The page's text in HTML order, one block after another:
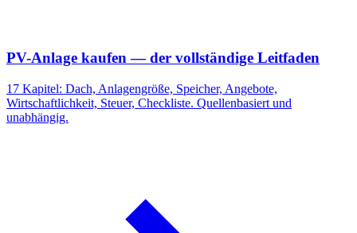
PV-Anlage kaufen — der vollständige Leitfaden
17 Kapitel: Dach, Anlagengröße, Speicher, Angebote,
Wirtschaftlichkeit, Steuer, Checkliste. Quellenbasiert und
unabhängig.